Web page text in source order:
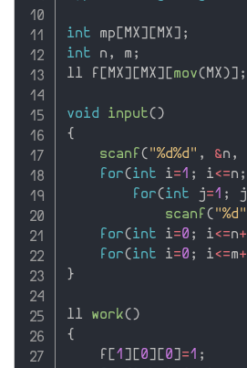
int mp [MX] [MX] ;
int n , m ;
ll f [MX] [MX] [mov(MX)] ;
void input()
{
scanf ( "%d%d" , &n ,
for(int i=1 ; i<=n ;
for(int j=1 ; j
scanf ( "%d"
for(int i=0 ; i<=n+
for(int i=0 ; i<=m+
}
ll work()
{
    f
[1 ] [0] [0] =1 ;